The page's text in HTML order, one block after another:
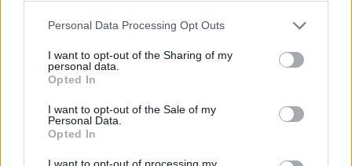
Personal Data Processing Opt Outs
I want to opt-out of the Sharing of my
personal data.
Opted In
I want to opt-out of the Sale of my
Personal Data.
Opted In
I want to opt-out of processing my
Elektromos autó